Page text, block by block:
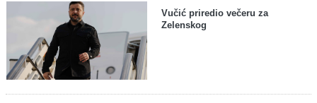
Vučić priredio večeru za
Zelenskog